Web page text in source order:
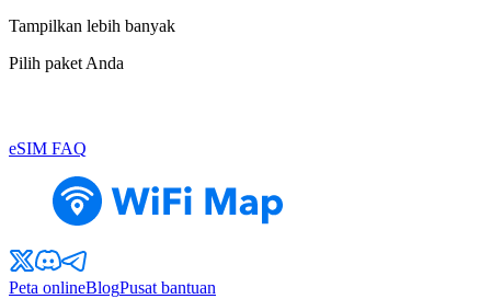
Tampilkan lebih banyak
Pilih paket Anda
eSIM FAQ
Peta onlineBlogPusat bantuan